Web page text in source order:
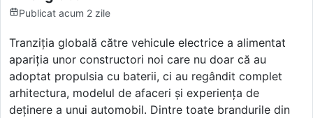
Publicat acum 2 zile
Tranziția globală către vehicule electrice a alimentat
apariția unor constructori noi care nu doar că au
adoptat propulsia cu baterii, ci au regândit complet
arhitectura, modelul de afaceri și experiența de
deținere a unui automobil. Dintre toate brandurile din